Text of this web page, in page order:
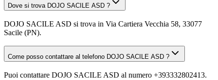
Dove si trova DOJO SACILE ASD ?
DOJO SACILE ASD si trova in Via Cartiera Vecchia 58, 33077
Sacile (PN).
Come posso contattare al telefono DOJO SACILE ASD ?
Puoi contattare DOJO SACILE ASD al numero +393332802413.